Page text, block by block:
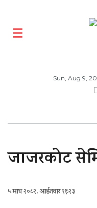
Sun, Aug 9,
जाजरकोट
५ माघ २०८२, आईतवार ११:२३